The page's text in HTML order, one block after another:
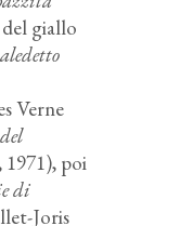
giallo
Verne
1971), poi
di
Joris